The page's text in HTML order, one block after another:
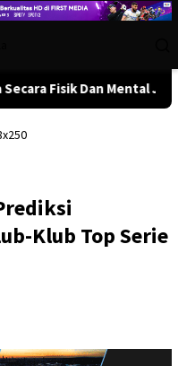
Dan Mental Jelang
Klub Top Serie